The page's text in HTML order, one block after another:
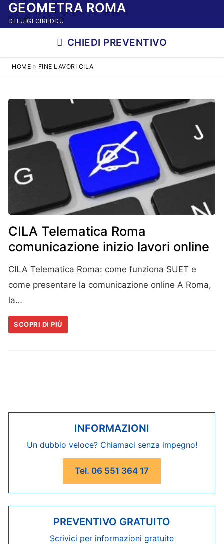
VaiGEOMETRA ROMA
DI LUIGI CIREDDU
CHIEDI PREVENTIVO
HOME » FINE LAVORI CILA
CILA Telematica Roma
comunicazione inizio lavori online
CILA Telematica Roma: come funziona SUET e
come presentare la comunicazione online A Roma,
la…
SCOPRI DI PIÙ
INFORMAZIONI
Un dubbio veloce? Chiamaci senza impegno!
Tel. 06 551 364 17
PREVENTIVO GRATUITO
Scrivici per informazioni gratuite